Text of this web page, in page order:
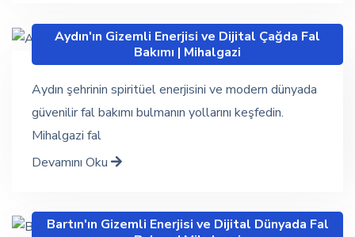
Aydın'ın Gizemli Enerjisi ve Dijital Çağda Fal
Bakımı | Mihalgazi
Aydın şehrinin spiritüel enerjisini ve modern dünyada
güvenilir fal bakımı bulmanın yollarını keşfedin.
Mihalgazi fal
Devamını Oku
Bartın'ın Gizemli Enerjisi ve Dijital Dünyada Fal